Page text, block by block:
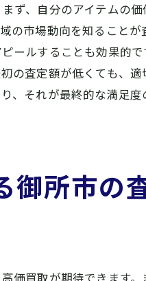
注意点と成功例
待できるアイテムの特徴
学ぶ高価買取のポイント
定で損をしないためのチ
定額を上げる方法
ローアップ方法
ず、自分のアイテムの
の市場動向を知ること
ールすることも効果的
の査定額が低くても、
、それが最終的な満足
御所市の
価買取が期待できます